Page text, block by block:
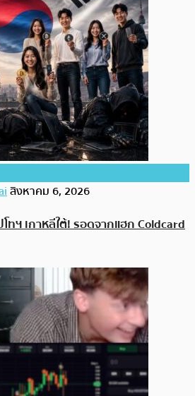
สิงหาคม 6, 2026
ฯ เกาหลีใต้! รอดจากแฮก Coldcard